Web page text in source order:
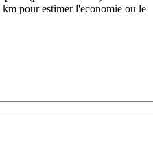
pour estimer l'economie ou le